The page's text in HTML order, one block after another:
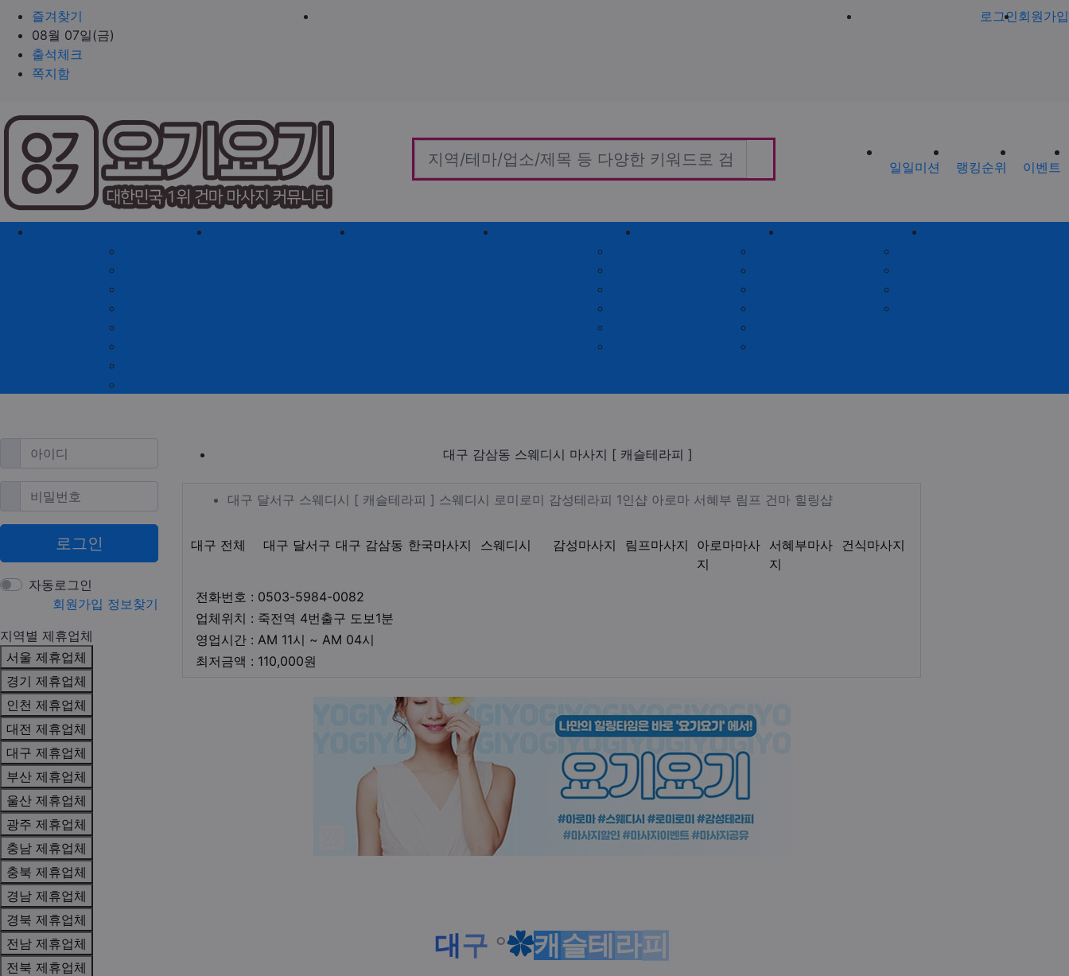
즐겨찾기
08월 07일(금)
출석체크
쪽지함
로그인회원가입
일일미션 랭킹순위 이벤트
홈으로
대구 감삼동 스웨디시 마사지 [ 캐슬테라피 ]
대구 감삼동 스웨디시 마사지 [ 캐슬테라피 ]
업체 정보
대구 달서구 스웨디시 [ 캐슬테라피 ] 스웨디시 로미로미 감성테라피 1인샵
대구 달서구 스웨디시 [ 캐슬테라피 ] 스웨디시 로미로미 감성테라피 1인샵 아로마 서혜부 림프 건마 힐링샵Description
대구 전체 대구 달서구 대구 감삼동
지역1 한국마사지 스웨디시 감성마사지 림프마사지
아로마마사
지
서혜부마사
지
건식마사지
테마
전화번호 : 0503-5984-0082
업체위치 : 죽전역 4번출구 도보1분
영업시간 : AM 11시 ~ AM 04시
최저금액 : 110,000원
대 구 °✿캐 슬테 라피
아이디 필수
비밀번호필수
로그인
자동로그인
회원가입 정보찾기
지역별 제휴업체
서울 제휴업체
경기 제휴업체
인천 제휴업체
대전 제휴업체
대구 제휴업체
부산 제휴업체
울산 제휴업체
광주 제휴업체
충남 제휴업체
충북 제휴업체
경남 제휴업체
경북 제휴업체
전남 제휴업체
전북 제휴업체